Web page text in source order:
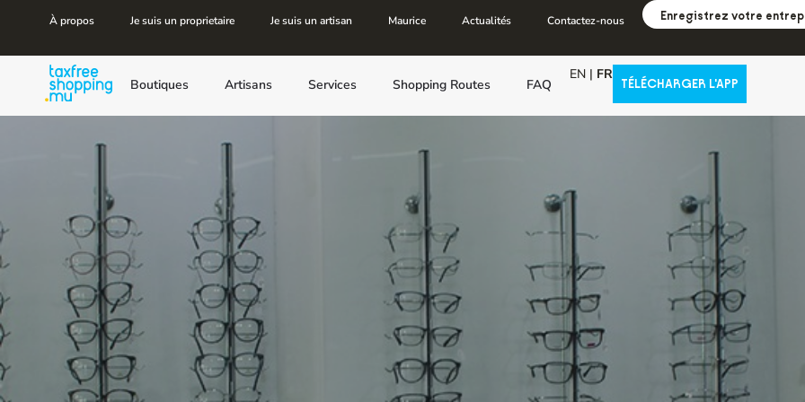
Enregistrez votre
À propos Je suis un proprietaire Je suis un artisan Maurice Actualités Contactez-nous
Boutiques Artisans Services Shopping Routes FAQ
EN | FR
TÉLÉCHARGER L'APP